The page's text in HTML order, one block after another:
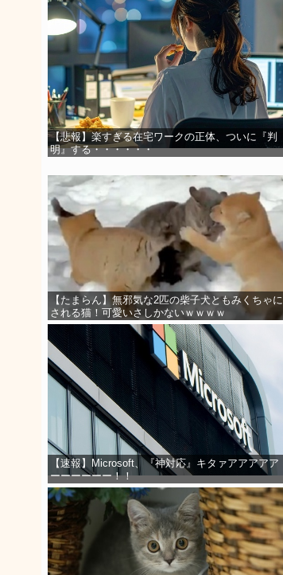
【悲報】楽すぎる在宅ワークの正体、ついに『判
明』する・・・・・・
【たまらん】無邪気な2匹の柴子犬ともみくちゃに
される猫！可愛いさしかないｗｗｗｗ
【速報】Microsoft、『神対応』キタァアアアアア
ーーーーーー！！